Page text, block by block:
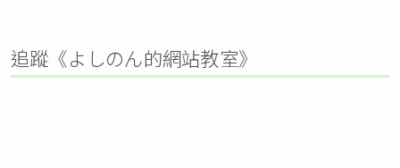
追蹤《よしのん的網站教室》